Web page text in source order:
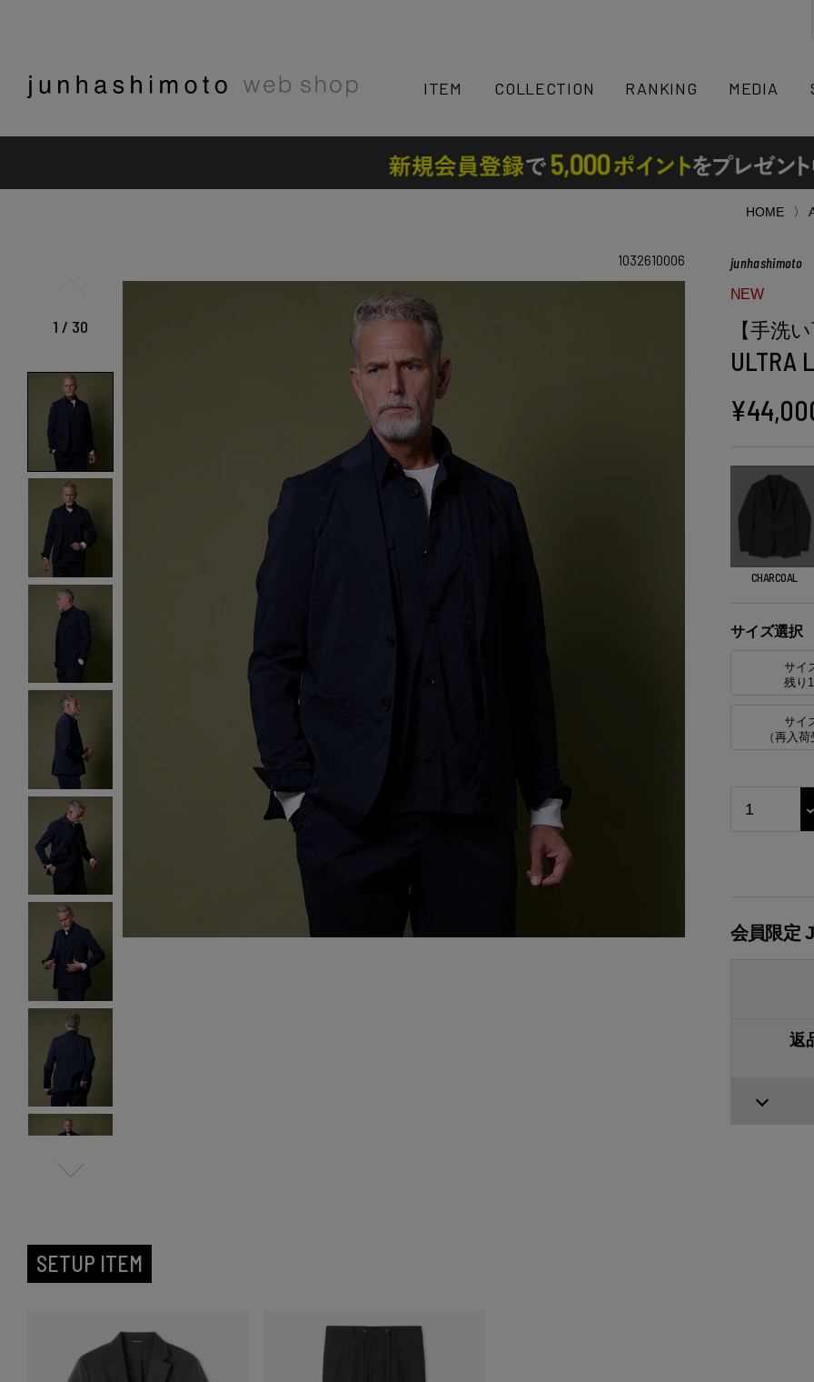
ITEM COLLECTION RANKING MEDIA
検索
HOME
1032610006
1 / 30
junhashimoto
NEW
【手洗
ULTRA
¥
CHARCOAL
サイズ選択
サイ
残り
サイ
（再入荷
会員限定
返
SETUP ITEM